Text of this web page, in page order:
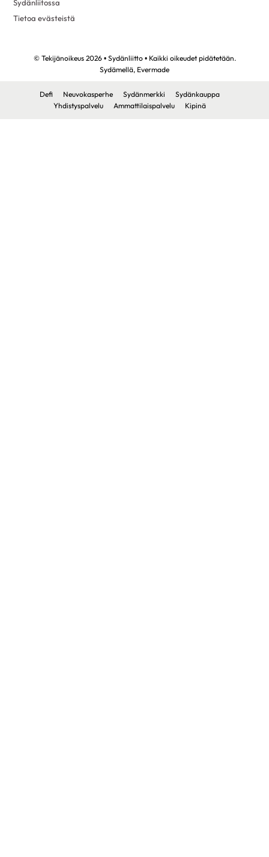
Sydänliitossa
Tietoa evästeistä
© Tekijänoikeus 2026 • Sydänliitto • Kaikki oikeudet pidätetään.
Sydämellä, Evermade
Defi Neuvokasperhe Sydänmerkki
Sydänkauppa
Yhdistyspalvelu
Ammattilaispalvelu Kipinä